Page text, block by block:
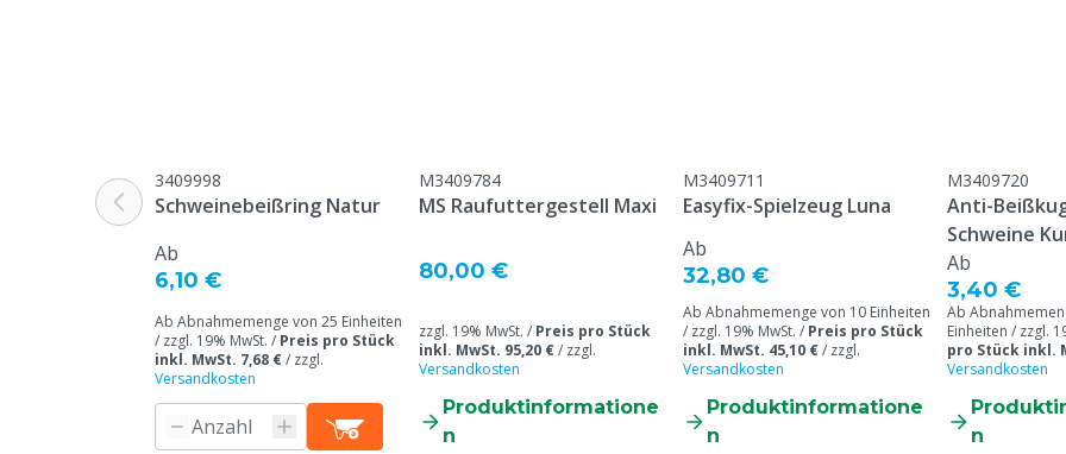
Produktionsdatum
3409998
Schweinebeißring Natur
Ab
6,10 €
Ab Abnahmemenge von 25 Einheiten
/ zzgl. 19% MwSt. / Preis pro Stück
inkl. MwSt. 7,68 €/ zzgl.
Versandkosten
M3409784
MS Raufuttergestell Maxi
80,00 €
zzgl. 19% MwSt. / Preis pro Stück
inkl. MwSt. 95,20 €/ zzgl.
Versandkosten
Produktinformatione
n
M3409711
Easyfix-Spielzeug Luna
Ab
32,80 €
Ab Abnahmemenge von 10 Einheiten
/ zzgl. 19% MwSt. / Preis pro Stück
inkl. MwSt. 45,10 €/ zzgl.
Versandkosten
Produktinformatione
n
M3409720
Anti-
Schweine
Ab
3,40 €
Ab
Einheiten / zzgl.
pro Stück inkl.
Versandkosten
n